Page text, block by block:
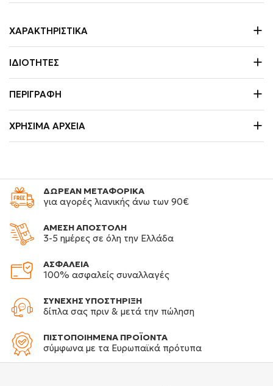
ΧΑΡΑΚΤΗΡΙΣΤΙΚΆ
ΙΔΙΌΤΗΤΕΣ
ΠΕΡΙΓΡΑΦΉ
ΧΡΉΣΙΜΑ ΑΡΧΕΊΑ
ΔΩΡΕΑΝ ΜΕΤΑΦΟΡΙΚΑ
για αγορές λιανικής άνω των 90€
ΑΜΕΣΗ ΑΠΟΣΤΟΛΗ
3-5 ημέρες σε όλη την Ελλάδα
ΑΣΦΑΛΕΙΑ
100% ασφαλείς συναλλαγές
ΣΥΝΕΧΗΣ ΥΠΟΣΤΗΡΙΞΗ
δίπλα σας πριν & μετά την πώληση
ΠΙΣΤΟΠΟΙΗΜΕΝΑ ΠΡΟΪΟΝΤΑ
σύμφωνα με τα Ευρωπαϊκά πρότυπα